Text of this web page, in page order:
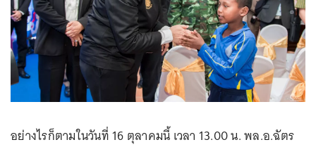
อย่างไรก็ตามในวันที่ 16 ตุลาคมนี้ เวลา 13.00 น. พล.อ.ฉัตร